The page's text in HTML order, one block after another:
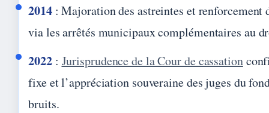
2014: Majoration des astreintes et renforcement
via les arrêtés municipaux complémentaires au
2022: Jurisprudence de la Cour de cassation
fixe et l’appréciation souveraine des juges du
bruits.